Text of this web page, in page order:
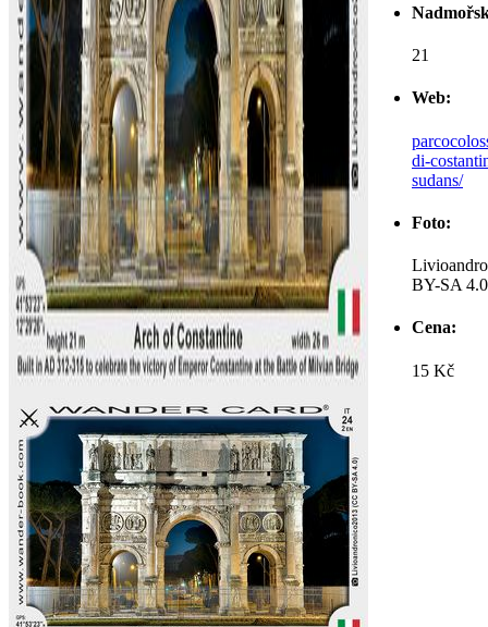
21
Web:
di-
sudans/
Foto:
BY-SA
Cena:
15 Kč